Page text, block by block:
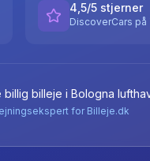
4,5/5 stjerner
DiscoverCars
billig billeje i Bologna
for Billeje.dk